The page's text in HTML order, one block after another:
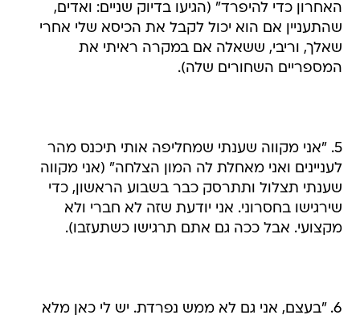
האחרון כדי להיפרד" (הגיעו בדיוק שניים: ואדים,
שהתעניין אם הוא יכול לקבל את הכיסא שלי אחרי
שאלך, וריבי, ששאלה אם במקרה ראיתי את
המספריים השחורים שלה).
5. "אני מקווה שענתי שמחליפה אותי תיכנס מהר
לעניינים ואני מאחלת לה המון הצלחה" (אני מקווה
שענתי תצלול ותתרסק כבר בשבוע הראשון, כדי
שירגישו בחסרוני. אני יודעת שזה לא חברי ולא
מקצועי. אבל ככה גם אתם תרגישו כשתעזבו).
6. "בעצם, אני גם לא ממש נפרדת. יש לי כאן מלא